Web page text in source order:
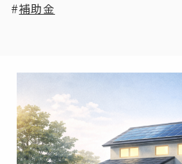
補助金